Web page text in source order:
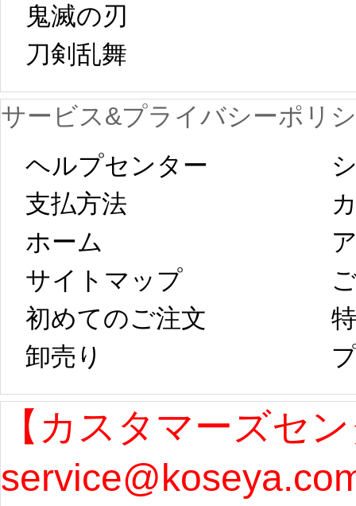
日から工場生産
が一時停止いた
します。 2月5日
以後のご注文
は、2月25日から
コスプレ制作、
発送予定となり
ます。 ...[more]
プレ
新春
字半
第二
たし
ル期
まで
鬼滅の刃
刀剣乱舞
サービス&プライバシーポリ
ヘルプセンター
支払方法
ホーム
サイトマップ
初めてのご注文
卸売り
【カスタマーズセ